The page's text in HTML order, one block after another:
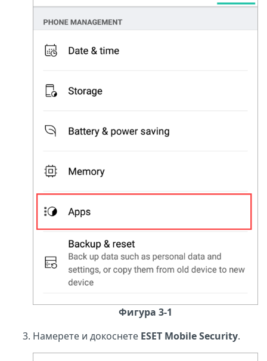
Фигура 3-1
Намерете и докоснете ESET Mobile Security.